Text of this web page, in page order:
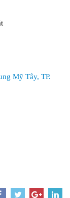
Mỹ Tây, TP.